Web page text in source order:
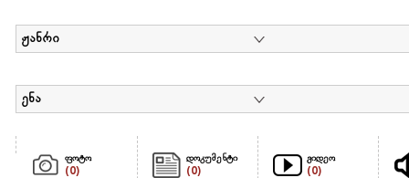
ჟანრი
ენა
ფოტო
(0)
დოკუმენტი
(0)
ვიდეო
(0)